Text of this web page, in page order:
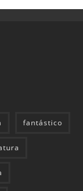
fantástico